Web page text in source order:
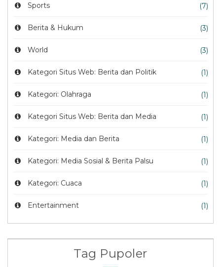
Sports (7)
Berita & Hukum (3)
World (3)
Kategori Situs Web: Berita dan Politik (1)
Kategori: Olahraga (1)
Kategori Situs Web: Berita dan Media (1)
Kategori: Media dan Berita (1)
Kategori: Media Sosial & Berita Palsu (1)
Kategori: Cuaca (1)
Entertainment (1)
Tag Pupoler